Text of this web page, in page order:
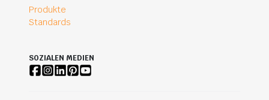
Produkte
Standards
SOZIALEN MEDIEN